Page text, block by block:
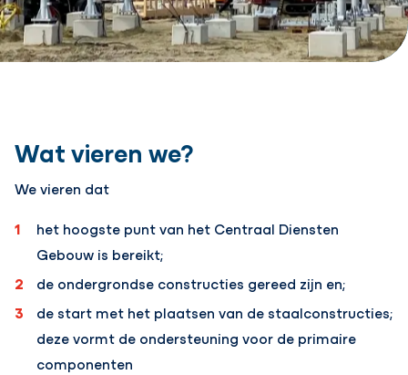
Wat vieren we?
We vieren dat
het hoogste punt van het Centraal Diensten
Gebouw is bereikt;
de ondergrondse constructies gereed zijn en;
de start met het plaatsen van de staalconstructies;
deze vormt de ondersteuning voor de primaire
componenten